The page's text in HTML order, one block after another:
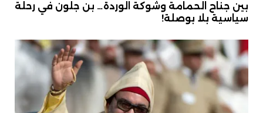
بين جناح الحمامة وشوكة الوردة… بن جلون في رحلة
سياسية بلا بوصلة!